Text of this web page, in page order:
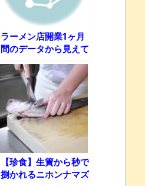
ラーメン店開業1ヶ月
間のデータから見えて
くる課題
【珍食】生簀から秒で
捌かれるニホンナマズ